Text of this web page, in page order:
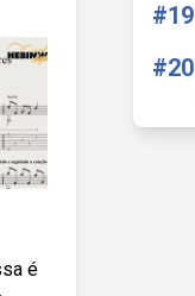
é
#19
#20